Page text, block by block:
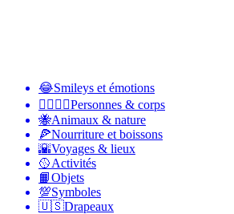
😂Smileys et émotions
👩‍❤️‍💋‍👨Personnes & corps
🐝Animaux & nature
🍕Nourriture et boissons
🌇Voyages & lieux
🥎Activités
📙Objets
💯Symboles
🇺🇸Drapeaux